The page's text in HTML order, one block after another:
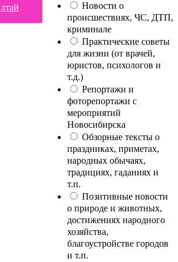
Новости о
происшествиях, ЧС, ДТП,
криминале
Практические советы
для жизни (от врачей,
юристов, психологов и
т.д.)
Репортажи и
фоторепортажи с
мероприятий
Новосибирска
Обзорные тексты о
праздниках, приметах,
народных обычаях,
традициях, гаданиях и
т.п.
Позитивные новости
о природе и животных,
достижениях народного
хозяйства,
благоустройстве городов
и т.п.